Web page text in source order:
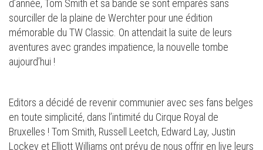
d’année, Tom Smith et sa bande se sont emparés sans
sourciller de la plaine de Werchter pour une édition
mémorable du TW Classic. On attendait la suite de leurs
aventures avec grandes impatience, la nouvelle tombe
aujourd’hui !
Editors a décidé de revenir communier avec ses fans belges
en toute simplicité, dans l’intimité du Cirque Royal de
Bruxelles ! Tom Smith, Russell Leetch, Edward Lay, Justin
Lockey et Elliott Williams ont prévu de nous offrir en live leurs